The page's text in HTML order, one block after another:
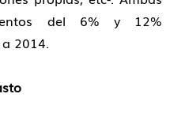
del 6% y 12%
2014.